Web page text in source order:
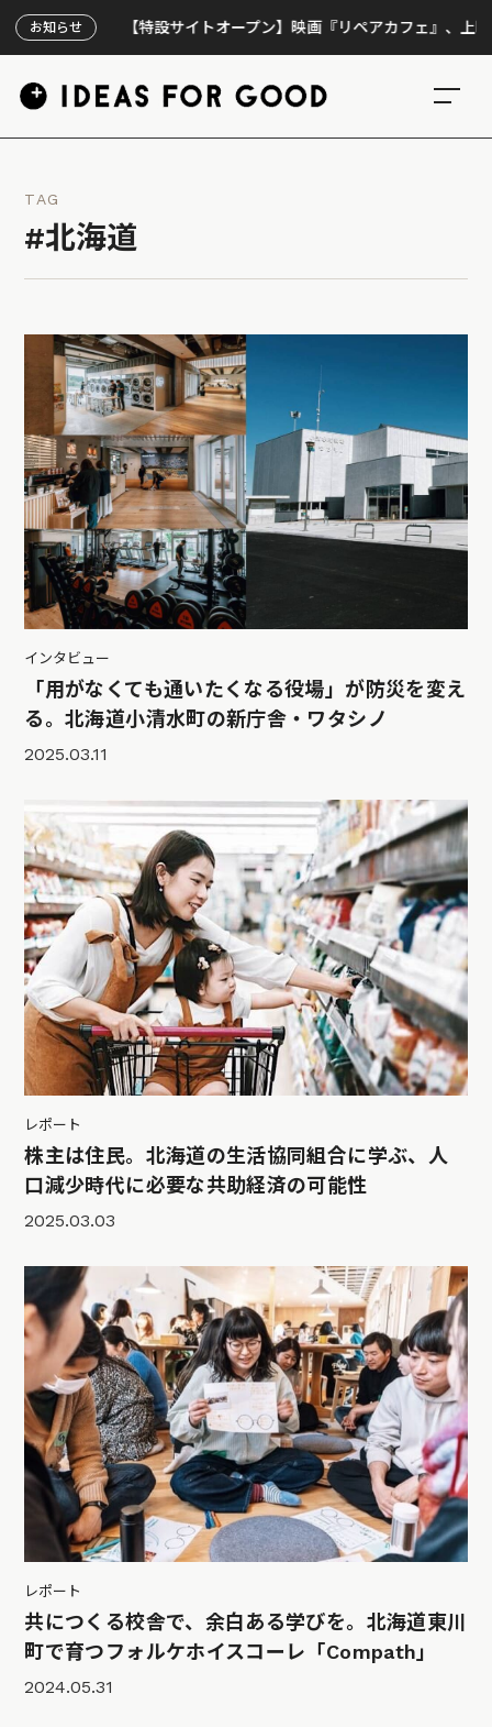
お知らせ
【特設サイトオープン】映画『リペアカフェ』、上映300回の
TAG
#北海道
インタビュー
「用がなくても通いたくなる役場」が防災を変え
る。北海道小清水町の新庁舎・ワタシノ
2025.03.11
レポート
株主は住民。北海道の生活協同組合に学ぶ、人
口減少時代に必要な共助経済の可能性
2025.03.03
レポート
共につくる校舎で、余白ある学びを。北海道東川
町で育つフォルケホイスコーレ「Compath」
2024.05.31